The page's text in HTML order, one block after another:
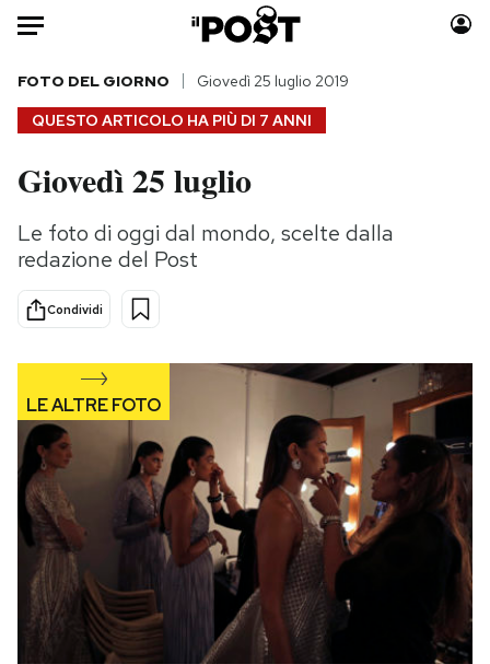
Auto
HOME
Italia
Politica
Internet
Cultura
Economia
Sport
Consumismi
Europa
Mondiali calcio 2026
PODCAST
NEWSLETTER
QUESTO ARTICOLO HA PIÙ DI 7 ANNI
FOTO DEL GIORNO Giovedì 25 luglio 2019
Giovedì 25 luglio
Le foto di oggi dal mondo, scelte dalla
redazione del Post
Condividi